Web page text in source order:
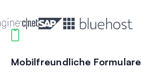
Mobilfreundliche Formulare